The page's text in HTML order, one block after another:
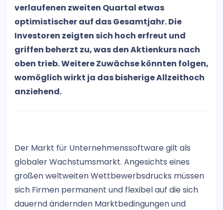
verlaufenen zweiten Quartal etwas
optimistischer auf das Gesamtjahr. Die
Investoren zeigten sich hoch erfreut und
griffen beherzt zu, was den Aktienkurs nach
oben trieb. Weitere Zuwächse könnten folgen,
womöglich wirkt ja das bisherige Allzeithoch
anziehend.
Der Markt für Unternehmenssoftware gilt als
globaler Wachstumsmarkt. Angesichts eines
großen weltweiten Wettbewerbsdrucks müssen
sich Firmen permanent und flexibel auf die sich
dauernd ändernden Marktbedingungen und